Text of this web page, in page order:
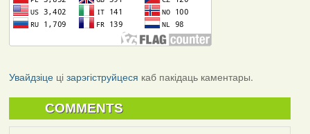
Увайдзіцеці зарэгіструйцеся каб пакідаць каментары.
COMMENTS